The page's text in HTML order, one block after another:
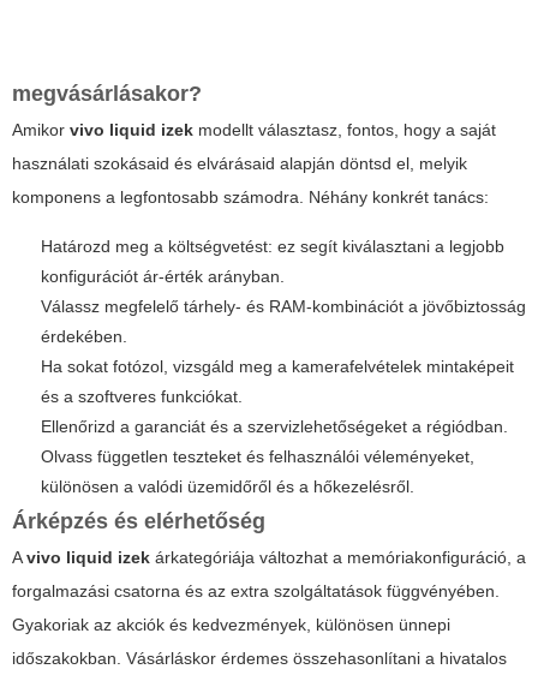
megvásárlásakor?
Amikor vivo liquid izek modellt választasz, fontos, hogy a saját
használati szokásaid és elvárásaid alapján döntsd el, melyik
komponens a legfontosabb számodra. Néhány konkrét tanács:
Határozd meg a költségvetést: ez segít kiválasztani a legjobb
konfigurációt ár-érték arányban.
Válassz megfelelő tárhely- és RAM-kombinációt a jövőbiztosság
érdekében.
Ha sokat fotózol, vizsgáld meg a kamerafelvételek mintaképeit
és a szoftveres funkciókat.
Ellenőrizd a garanciát és a szervizlehetőségeket a régiódban.
Olvass független teszteket és felhasználói véleményeket,
különösen a valódi üzemidőről és a hőkezelésről.
Árképzés és elérhetőség
Avivo liquid izek árkategóriája változhat a memóriakonfiguráció, a
forgalmazási csatorna és az extra szolgáltatások függvényében.
Gyakoriak az akciók és kedvezmények, különösen ünnepi
időszakokban. Vásárláskor érdemes összehasonlítani a hivatalos